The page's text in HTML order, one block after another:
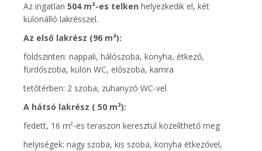
Az ingatlan 504 m²-es telken helyezkedik el, két
különálló lakrésszel.
Az első lakrész (96 m²):
földszinten: nappali, hálószoba, konyha, étkező,
fürdőszoba, külön WC, előszoba, kamra
tetőtérben: 2 szoba, zuhanyzó WC-vel
A hátsó lakrész ( 50 m²):
fedett, 16 m²-es teraszon keresztül közelíthető meg
helyiségek: nagy szoba, kis szoba, konyha étkezővel,